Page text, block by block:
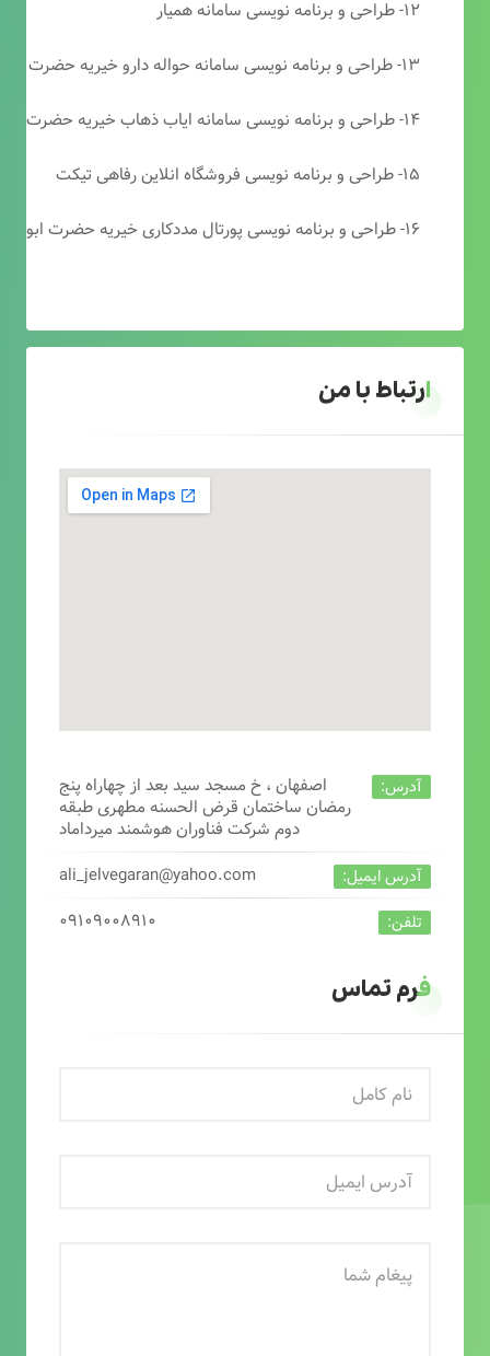
۱۲- طراحی و برنامه نویسی سامانه همیار
۱۳- طراحی و برنامه نویسی سامانه حواله دارو خیریه حضرت ابوالفضل (ع)
۱۴- طراحی و برنامه نویسی سامانه ایاب ذهاب خیریه حضرت ابوالفضل (ع)
۱۵- طراحی و برنامه نویسی فروشگاه انلاین رفاهی تیکت
۱۶- طراحی و برنامه نویسی پورتال مددکاری خیریه حضرت ابوالفضل (ع)
ارتباط با من
آدرس:
اصفهان ، خ مسجد سید بعد از چهاراه پنج
رمضان ساختمان قرض الحسنه مطهری طبقه
دوم شرکت فناوران هوشمند میرداماد
آدرس ایمیل: ali_jelvegaran@yahoo.com
تلفن: ۰۹۱۰۹۰۰۸۹۱۰
فرم تماس